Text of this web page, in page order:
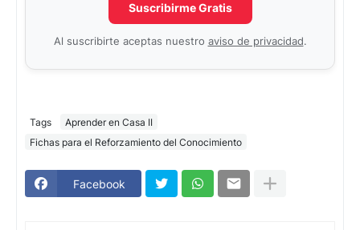
Suscribirme Gratis
Al suscribirte aceptas nuestro aviso de privacidad.
Tags
Aprender en Casa II
Fichas para el Reforzamiento del Conocimiento
Facebook